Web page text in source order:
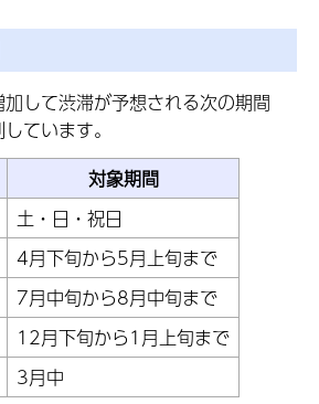
して渋滞が予想される次の期間
ています。
対象期間
土・日・祝日
4月下旬から5月上旬まで
7月中旬から8月中旬まで
12月下旬から1月上旬まで
3月中